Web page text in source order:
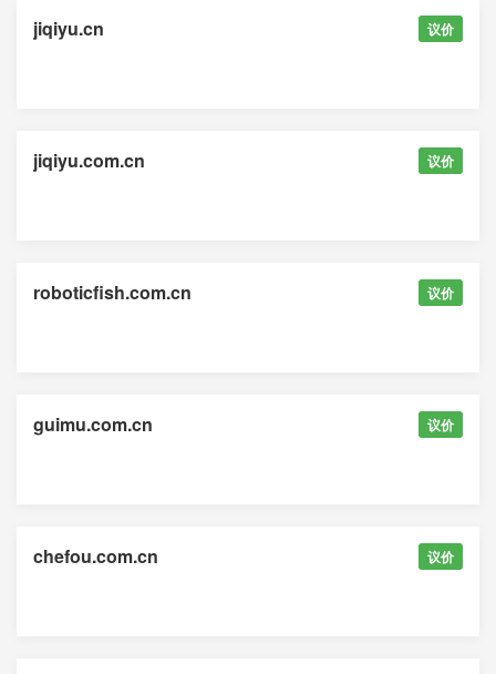
jiqiyu.cn 议价
jiqiyu.com.cn 议价
roboticfish.com.cn 议价
guimu.com.cn 议价
chefou.com.cn 议价